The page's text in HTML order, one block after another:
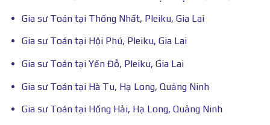
Gia sư Toán tại Thống Nhất, Pleiku, Gia Lai
Gia sư Toán tại Hội Phú, Pleiku, Gia Lai
Gia sư Toán tại Yến Đỗ, Pleiku, Gia Lai
Gia sư Toán tại Hà Tu, Hạ Long, Quảng Ninh
Gia sư Toán tại Hồng Hải, Hạ Long, Quảng Ninh